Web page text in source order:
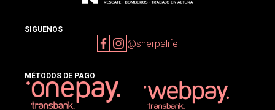
SIGUENOS
@sherpalife
MÉTODOS DE PAGO